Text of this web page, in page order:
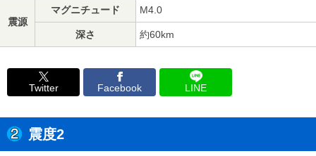
震源
マグニチュード M4.0
深さ 約60km
Twitter Facebook LINE
震度2